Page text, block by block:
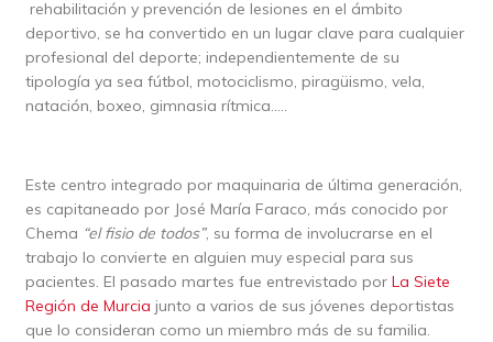
rehabilitación y prevención de lesiones en el ámbito
deportivo, se ha convertido en un lugar clave para cualquier
profesional del deporte; independientemente de su
tipología ya sea fútbol, motociclismo, piragüismo, vela,
natación, boxeo, gimnasia rítmica…..
Este centro integrado por maquinaria de última generación,
es capitaneado por José María Faraco, más conocido por
Chema “el fisio de todos”, su forma de involucrarse en el
trabajo lo convierte en alguien muy especial para sus
pacientes. El pasado martes fue entrevistado por La Siete
Región de Murcia junto a varios de sus jóvenes deportistas
que lo consideran como un miembro más de su familia.